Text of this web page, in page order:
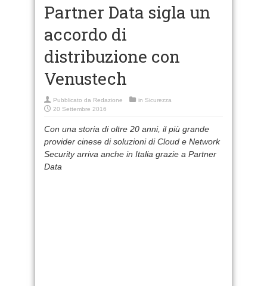
Partner Data sigla un
accordo di
distribuzione con
Venustech
Pubblicato da Redazione in Sicurezza
20 Settembre 2016
Con una storia di oltre 20 anni, il più grande
provider cinese di soluzioni di Cloud e Network
Security arriva anche in Italia grazie a Partner
Data